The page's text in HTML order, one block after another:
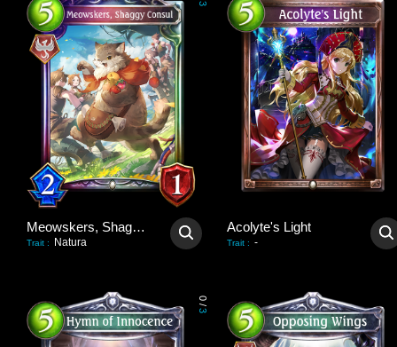
3
Meowskers, Shaggy Consul
Trait : Natura
Acolyte's Light
Trait : -
0
/
3